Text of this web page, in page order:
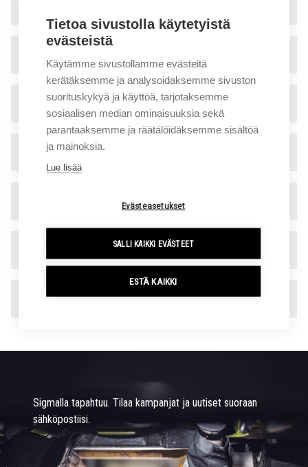
Tekninen tuki
Varaosa- ja rengaspalvelu
Toimipaikat
Sigmalla tapahtuu. Tilaa kampanjat ja uutiset suoraan
sähköpostiisi.
Tietoa sivustolla käytetyistä
evästeistä
Käytämme sivustollamme evästeitä
kerätäksemme ja analysoidaksemme sivuston
suorituskykyä ja käyttöä, tarjotaksemme
sosiaalisen median ominaisuuksia sekä
parantaaksemme ja räätälöidäksemme sisältöä
ja mainoksia.
Lue lisää
Evästeasetukset
SALLI KAIKKI EVÄSTEET
ESTÄ KAIKKI